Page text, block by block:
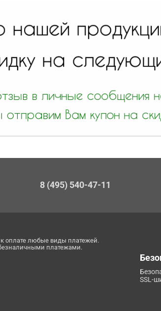
8 (495) 540-47-11
оплате любые виды платежей.
платежами.
SSL-